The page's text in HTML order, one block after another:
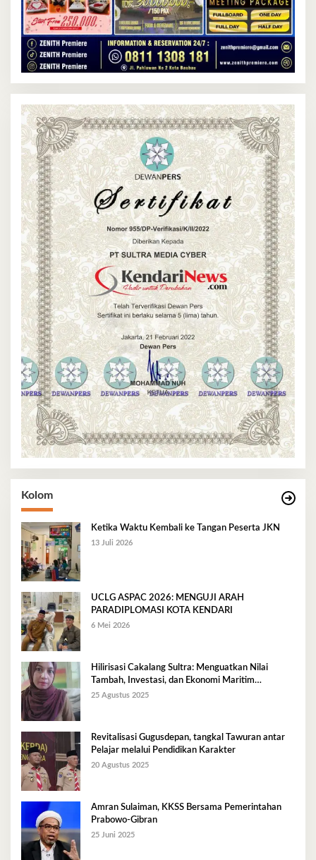
Kolom
Ketika Waktu Kembali ke Tangan Peserta JKN
13 Juli 2026
UCLG ASPAC 2026: MENGUJI ARAH
PARADIPLOMASI KOTA KENDARI
6 Mei 2026
Hilirisasi Cakalang Sultra: Menguatkan Nilai
Tambah, Investasi, dan Ekonomi Maritim
Berkelanjutan
25 Agustus 2025
Revitalisasi Gugusdepan, tangkal Tawuran antar
Pelajar melalui Pendidikan Karakter
20 Agustus 2025
Amran Sulaiman, KKSS Bersama Pemerintahan
Prabowo-Gibran
25 Juni 2025